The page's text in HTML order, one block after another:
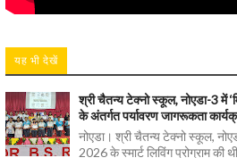
यह भी देखें
श्री चैतन्य टेक्नो स्कूल, नोएडा-3 में
के अंतर्गत पर्यावरण जागरूकता
नोएडा। श्री चैतन्य टेक्नो स्कूल,
2026 के स्मार्ट लिविंग प्रोग्राम की